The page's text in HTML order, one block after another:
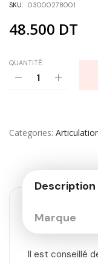
SKU: 03000278001
48.500 DT
QUANTITÉ:
Categories
Description
Marque
Il est conseillé